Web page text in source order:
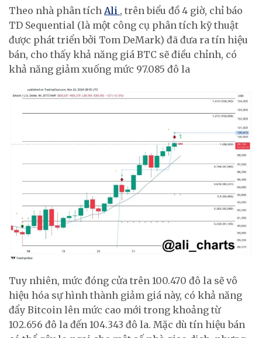
Theo nhà phân tích Ali , trên biểu đồ 4 giờ, chỉ báo
TD Sequential (là một công cụ phân tích kỹ thuật
được phát triển bởi Tom DeMark) đã đưa ra tín hiệu
bán, cho thấy khả năng giá BTC sẽ điều chỉnh, có
khả năng giảm xuống mức 97.085 đô la
Tuy nhiên, mức đóng cửa trên 100.470 đô la sẽ vô
hiệu hóa sự hình thành giảm giá này, có khả năng
đẩy Bitcoin lên mức cao mới trong khoảng từ
102.656 đô la đến 104.343 đô la. Mặc dù tín hiệu bán